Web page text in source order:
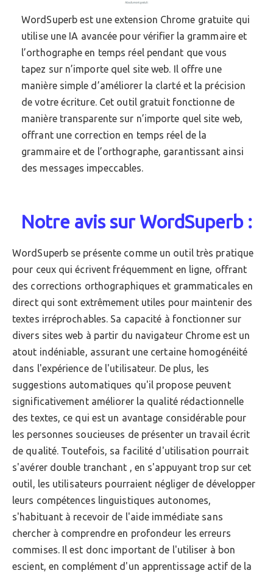
WordSuperb est une extension Chrome gratuite qui
utilise une IA avancée pour vérifier la grammaire et
l’orthographe en temps réel pendant que vous
tapez sur n’importe quel site web. Il offre une
manière simple d’améliorer la clarté et la précision
de votre écriture. Cet outil gratuit fonctionne de
manière transparente sur n’importe quel site web,
offrant une correction en temps réel de la
grammaire et de l’orthographe, garantissant ainsi
des messages impeccables.
Notre avis sur WordSuperb :
WordSuperb se présente comme un outil très pratique
pour ceux qui écrivent fréquemment en ligne, offrant
des corrections orthographiques et grammaticales en
direct qui sont extrêmement utiles pour maintenir des
textes irréprochables. Sa capacité à fonctionner sur
divers sites web à partir du navigateur Chrome est un
atout indéniable, assurant une certaine homogénéité
dans l'expérience de l'utilisateur. De plus, les
suggestions automatiques qu'il propose peuvent
significativement améliorer la qualité rédactionnelle
des textes, ce qui est un avantage considérable pour
les personnes soucieuses de présenter un travail écrit
de qualité. Toutefois, sa facilité d'utilisation pourrait
s'avérer double tranchant , en s'appuyant trop sur cet
outil, les utilisateurs pourraient négliger de développer
leurs compétences linguistiques autonomes,
s'habituant à recevoir de l'aide immédiate sans
chercher à comprendre en profondeur les erreurs
commises. Il est donc important de l'utiliser à bon
escient, en complément d'un apprentissage actif de la